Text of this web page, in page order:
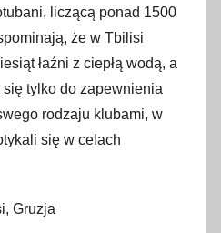
liczącą ponad 1500
że w Tbilisi
łaźni z ciepłą wodą, a
się tylko do zapewnienia
rodzaju klubami, w
się w celach
Gruzja